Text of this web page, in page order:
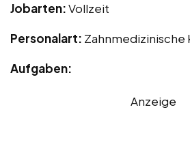
Jobarten:Vollzeit
Personalart:
Aufgaben:
Anzeige